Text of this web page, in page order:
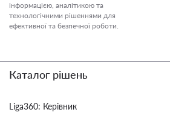
інформацією, аналітикою та
технологічними рішеннями для
ефективної та безпечної роботи.
Каталог рішень
Liga360: Керівник